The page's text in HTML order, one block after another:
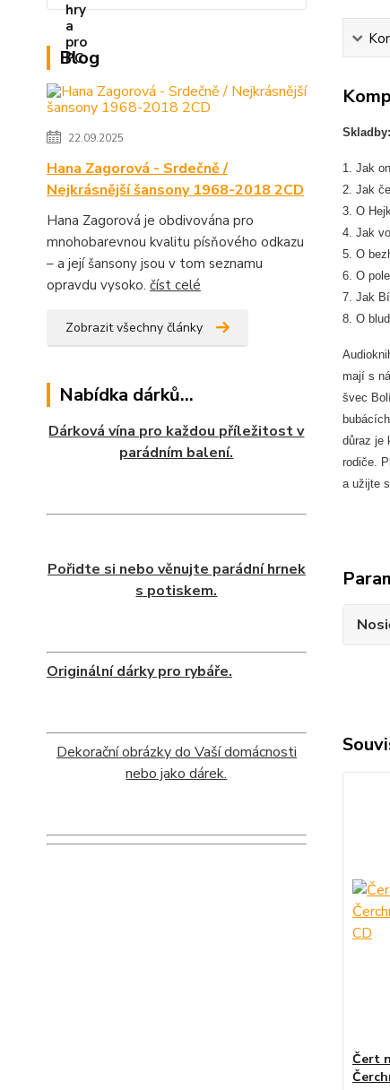
Blog
22.09.2025
Hana Zagorová - Srdečně /
Nejkrásnější šansony 1968-2018 2CD
Hana Zagorová je obdivována pro
mnohobarevnou kvalitu písňového odkazu
– a její šansony jsou v tom seznamu
opravdu vysoko. číst celé
Zobrazit všechny články
Nabídka dárků...
Dárková vína pro každou příležitost v
parádním balení.
Pořidte si nebo věnujte parádní hrnek
s potiskem.
Originální dárky pro rybáře.
Dekorační obrázky do Vaší domácnosti
nebo jako dárek.
Skladby:
1. Jak
2. Jak
3. O
4. Jak
5. O
6. O
7. Jak
8. O
mají s
švec
důraz je
rodiče.
a užijte
Čert